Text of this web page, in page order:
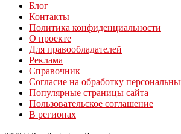
Блог
Контакты
Политика конфиденциальности
О проекте
Для правообладателей
Реклама
Справочник
Согласие на обработку
Популярные страницы сайта
Пользовательское соглашение
В регионах